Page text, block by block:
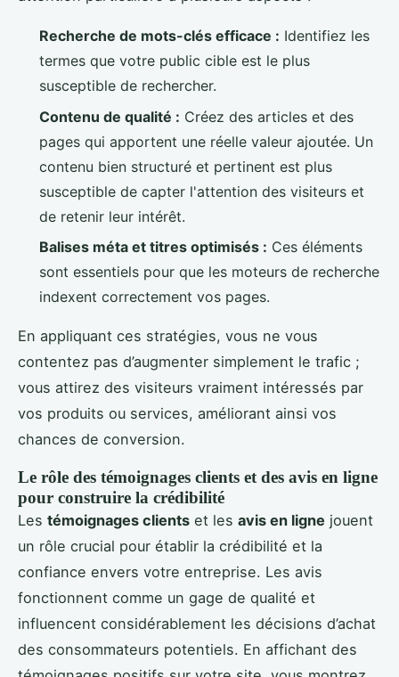
Recherche de mots-clés efficace : Identifiez les
termes que votre public cible est le plus
susceptible de rechercher.
Contenu de qualité : Créez des articles et des
pages qui apportent une réelle valeur ajoutée. Un
contenu bien structuré et pertinent est plus
susceptible de capter l'attention des visiteurs et
de retenir leur intérêt.
Balises méta et titres optimisés : Ces éléments
sont essentiels pour que les moteurs de recherche
indexent correctement vos pages.
En appliquant ces stratégies, vous ne vous
contentez pas d’augmenter simplement le trafic ;
vous attirez des visiteurs vraiment intéressés par
vos produits ou services, améliorant ainsi vos
chances de conversion.
Le rôle des témoignages clients et des avis en ligne
pour construire la crédibilité
Les témoignages clients et les avis en ligne jouent
un rôle crucial pour établir la crédibilité et la
confiance envers votre entreprise. Les avis
fonctionnent comme un gage de qualité et
influencent considérablement les décisions d’achat
des consommateurs potentiels. En affichant des